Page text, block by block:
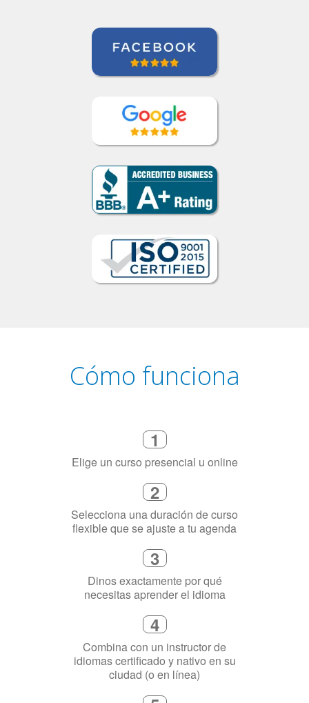
Cómo funciona
1
Elige un curso presencial u online
2
Selecciona una duración de curso
flexible que se ajuste a tu agenda
3
Dinos exactamente por qué
necesitas aprender el idioma
4